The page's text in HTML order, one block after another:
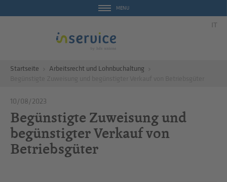
MENU
IT
Startseite
Arbeitsrecht und Lohnbuchaltung
10/08/2023
Begünstigte Zuweisung und
begünstigter Verkauf von
Betriebsgüter